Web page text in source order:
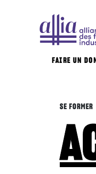
FAIRE UN DON
SE FORMER